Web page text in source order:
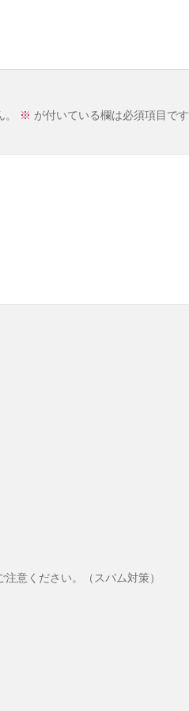
※ が付いている欄は必須項目です
意ください。（スパム対策）